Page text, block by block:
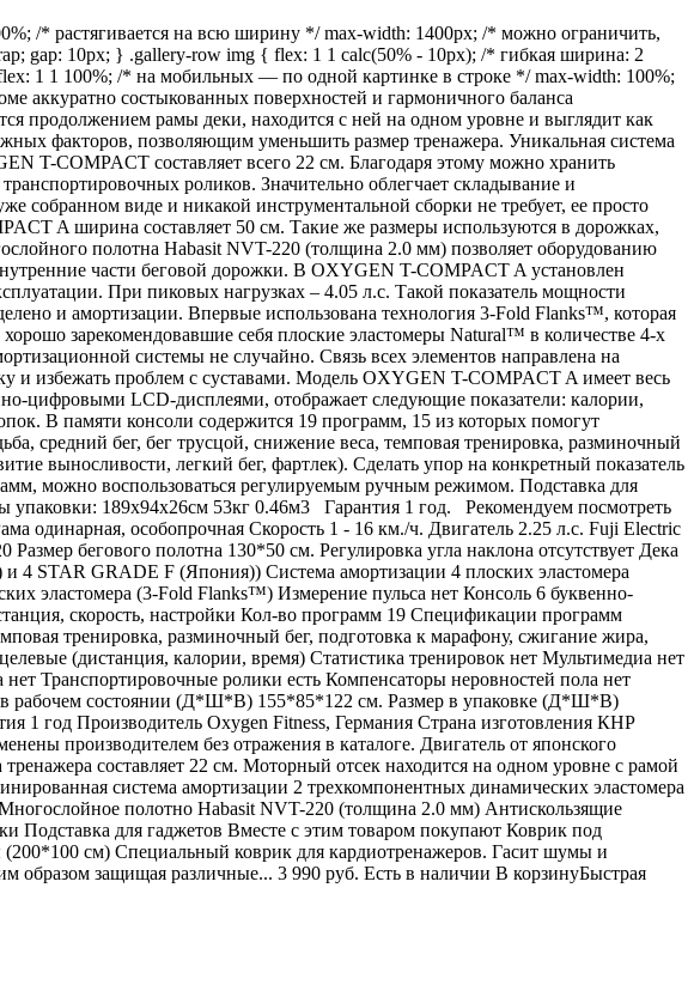
/* растягивается на всю ширину */ max-width: 1400px; /* можно ограничить,
gap: 10px; } .gallery-row img { flex: 1 1 calc(50% - 10px); /* гибкая ширина: 2
1 1 100%; /* на мобильных — по одной картинке в строке */ max-width: 100%;
аккуратно состыкованных поверхностей и гармоничного баланса
продолжением рамы деки, находится с ней на одном уровне и выглядит как
факторов, позволяющим уменьшить размер тренажера. Уникальная система
T-COMPACT составляет всего 22 см. Благодаря этому можно хранить
роликов. Значительно облегчает складывание и
собранном виде и никакой инструментальной сборки не требует, ее просто
A ширина составляет 50 см. Такие же размеры используются в дорожках,
полотна Habasit NVT-220 (толщина 2.0 мм) позволяет оборудованию
части беговой дорожки. В OXYGEN T-COMPACT A установлен
При пиковых нагрузках – 4.05 л.с. Такой показатель мощности
и амортизации. Впервые использована технология 3-Fold Flanks™, которая
зарекомендовавшие себя плоские эластомеры Natural™ в количестве 4-х
системы не случайно. Связь всех элементов направлена на
и избежать проблем с суставами. Модель OXYGEN T-COMPACT A имеет весь
цифровыми LCD-дисплеями, отображает следующие показатели: калории,
В памяти консоли содержится 19 программ, 15 из которых помогут
средний бег, бег трусцой, снижение веса, темповая тренировка, разминочный
выносливости, легкий бег, фартлек). Сделать упор на конкретный показатель
можно воспользоваться регулируемым ручным режимом. Подставка для
упаковки: 189х94х26см 53кг 0.46м3 Гарантия 1 год. Рекомендуем посмотреть
особопрочная Скорость 1 - 16 км./ч. Двигатель 2.25 л.с. Fuji Electric
бегового полотна 130*50 см. Регулировка угла наклона отсутствует Дека
4 STAR GRADE F (Япония)) Система амортизации 4 плоских эластомера
эластомера (3-Fold Flanks™) Измерение пульса нет Консоль 6 буквенно-
скорость, настройки Кол-во программ 19 Спецификации программ
тренировка, разминочный бег, подготовка к марафону, сжигание жира,
(дистанция, калории, время) Статистика тренировок нет Мультимедиа нет
Транспортировочные ролики есть Компенсаторы неровностей пола нет
рабочем состоянии (Д*Ш*В) 155*85*122 см. Размер в упаковке (Д*Ш*В)
1 год Производитель Oxygen Fitness, Германия Страна изготовления КНР
производителем без отражения в каталоге. Двигатель от японского
составляет 22 см. Моторный отсек находится на одном уровне с рамой
система амортизации 2 трехкомпонентных динамических эластомера
полотно Habasit NVT-220 (толщина 2.0 мм) Антискользящие
для гаджетов Вместе с этим товаром покупают Коврик под
см) Специальный коврик для кардиотренажеров. Гасит шумы и
образом защищая различные... 3 990 руб. Есть в наличии В корзинуБыстрая